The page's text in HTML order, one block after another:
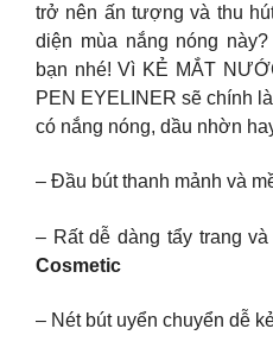
trở nên ấn tượng và thu
diện mùa nắng nóng
bạn nhé! Vì KẺ MẮT
PEN EYELINER sẽ chính
có nắng nóng, dầu nhờn
– Đầu bút thanh mảnh và
– Rất dễ dàng tẩy trang
Cosmetic
– Nét bút uyển chuyển dễ